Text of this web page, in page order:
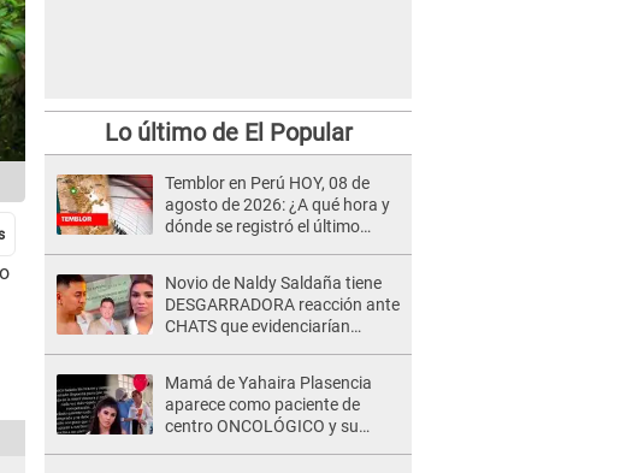
Lo último de El Popular
Temblor en Perú HOY, 08 de
agosto de 2026: ¿A qué hora y
dónde se registró el último
Novio de Naldy Saldaña tiene
DESGARRADORA reacción ante
CHATS que evidenciarían
Mamá de Yahaira Plasencia
aparece como paciente de
centro ONCOLÓGICO y su